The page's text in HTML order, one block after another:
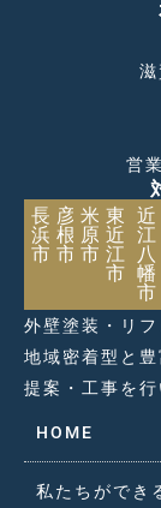
営
長
浜
市
彦
根
市
米
原
市
東
近
江
市
近
江
八
幡
市
外壁塗装・リ
地域密着型と
提案・工事を行
HOME
私たちができ